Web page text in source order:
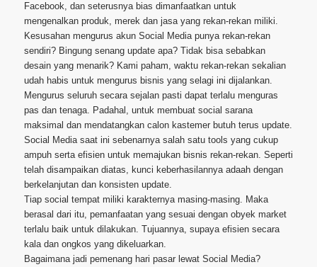
Facebook, dan seterusnya bias dimanfaatkan untuk
mengenalkan produk, merek dan jasa yang rekan-rekan miliki.
Kesusahan mengurus akun Social Media punya rekan-rekan
sendiri? Bingung senang update apa? Tidak bisa sebabkan
desain yang menarik? Kami paham, waktu rekan-rekan sekalian
udah habis untuk mengurus bisnis yang selagi ini dijalankan.
Mengurus seluruh secara sejalan pasti dapat terlalu menguras
pas dan tenaga. Padahal, untuk membuat social sarana
maksimal dan mendatangkan calon kastemer butuh terus update.
Social Media saat ini sebenarnya salah satu tools yang cukup
ampuh serta efisien untuk memajukan bisnis rekan-rekan. Seperti
telah disampaikan diatas, kunci keberhasilannya adaah dengan
berkelanjutan dan konsisten update.
Tiap social tempat miliki karakternya masing-masing. Maka
berasal dari itu, pemanfaatan yang sesuai dengan obyek market
terlalu baik untuk dilakukan. Tujuannya, supaya efisien secara
kala dan ongkos yang dikeluarkan.
Bagaimana jadi pemenang hari pasar lewat Social Media?